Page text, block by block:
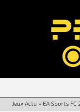
Jeux Actu » EA Sports FC